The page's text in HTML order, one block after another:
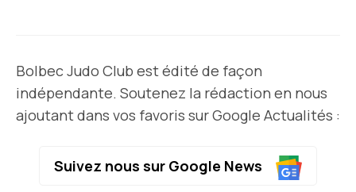
Bolbec Judo Club est édité de façon
indépendante. Soutenez la rédaction en nous
ajoutant dans vos favoris sur Google Actualités :
Suivez nous sur Google News